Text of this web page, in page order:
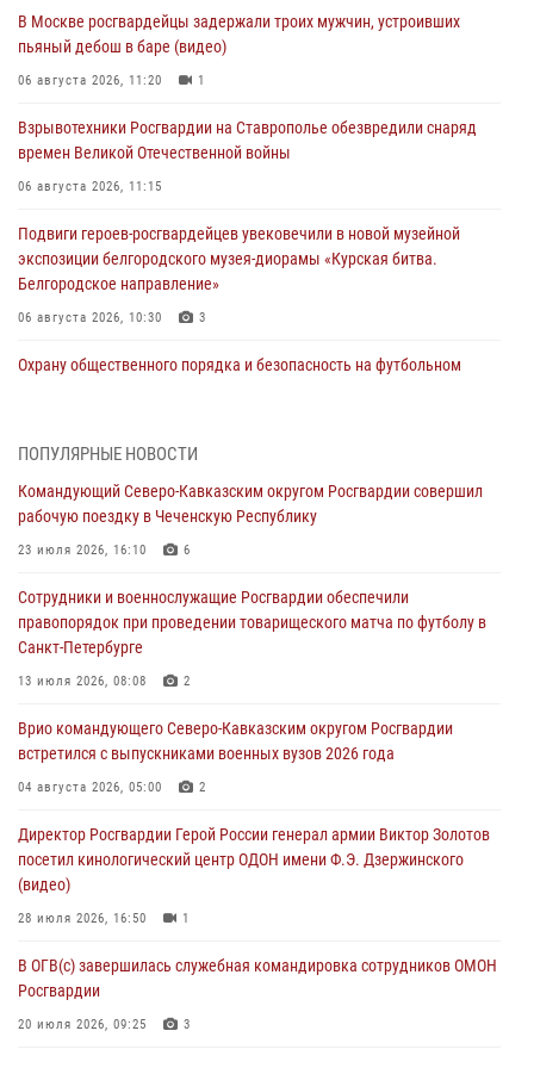
В Москве росгвардейцы задержали троих мужчин, устроивших
пьяный дебош в баре (видео)
06 августа 2026, 11:20 1
Взрывотехники Росгвардии на Ставрополье обезвредили снаряд
времен Великой Отечественной войны
06 августа 2026, 11:15
Подвиги героев‑росгвардейцев увековечили в новой музейной
экспозиции белгородского музея‑диорамы «Курская битва.
Белгородское направление»
06 августа 2026, 10:30 3
Охрану общественного порядка и безопасность на футбольном
задержаны в Дагестане при силовой поддержке Росгвардии
06 августа 2026, 09:00
подозреваемые в страховом мошенничестве
06 августа 2026, 08:56 2
Офицер СОБР Росгвардии выступил на окружном юнармейском
06 августа 2026, 08:27 3
Росгвардейцы задержали стрелявшего из пускового устройства
06 августа 2026, 08:18
ПОПУЛЯРНЫЕ НОВОСТИ
Командующий Северо-Кавказским округом Росгвардии совершил
рабочую поездку в Чеченскую Республику
23 июля 2026, 16:10 6
Сотрудники и военнослужащие Росгвардии обеспечили
правопорядок при проведении товарищеского матча по футболу в
Санкт-Петербурге
13 июля 2026, 08:08 2
Врио командующего Северо-Кавказским округом Росгвардии
встретился с выпускниками военных вузов 2026 года
04 августа 2026, 05:00 2
Директор Росгвардии Герой России генерал армии Виктор Золотов
посетил кинологический центр ОДОН имени Ф.Э. Дзержинского
(видео)
28 июля 2026, 16:50 1
В ОГВ(с) завершилась служебная командировка сотрудников ОМОН
Росгвардии
20 июля 2026, 09:25 3